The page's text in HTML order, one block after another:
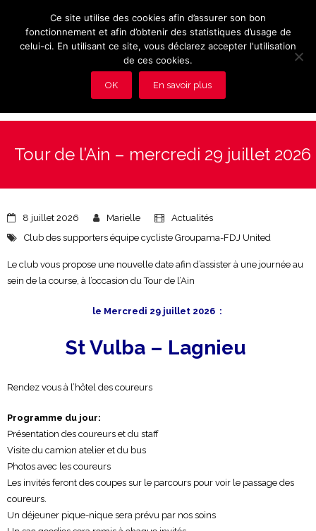
Vidéos
Tour de l’Ain – mercredi 29 juillet 2026
8 juillet 2026 Marielle
Actualités
Club des supporters équipe cycliste Groupama-FDJ United
Le club vous propose une nouvelle date afin d’assister à une journée au
sein de la course, à l’occasion du Tour de l’Ain
le Mercredi 29 juillet 2026 :
St Vulba – Lagnieu
Rendez vous à l’hôtel des coureurs
Programme du jour:
Présentation des coureurs et du staff
Visite du camion atelier et du bus
Photos avec les coureurs
Les invités feront des coupes sur le parcours pour voir le passage des
coureurs.
Un déjeuner pique-nique sera prévu par nos soins
Ce site utilise des cookies afin d’assurer son bon
fonctionnement et afin d’obtenir des statistiques d’usage de
celui-ci. En utilisant ce site, vous déclarez accepter l'utilisation
de ces cookies.
OK En savoir plus